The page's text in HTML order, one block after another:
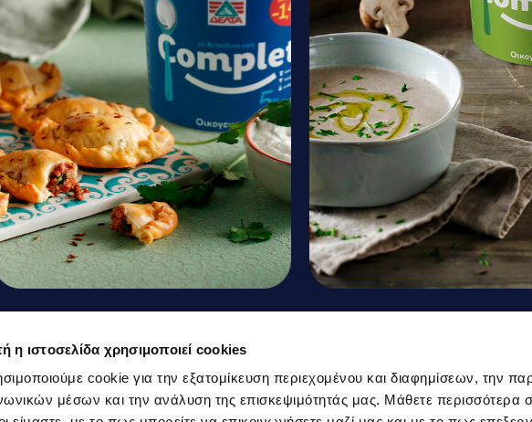
η ιστοσελίδα χρησιμοποιεί cookies
cookie για την εξατομίκευση περιεχομένου και διαφημίσεων, την
μέσων και την ανάλυση της επισκεψιμότητάς μας. Μάθετε περισσότερα
meat mini
with cumin and
Soup with Truffle